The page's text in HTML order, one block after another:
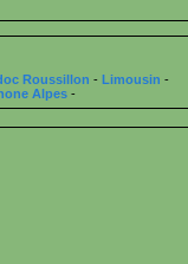
Roussillon - Limousin -
Alpes-